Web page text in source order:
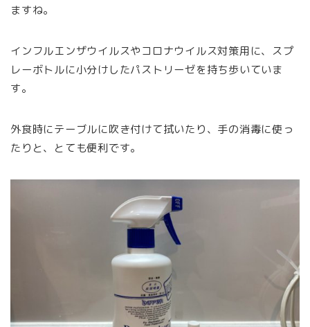
ますね。
インフルエンザウイルスやコロナウイルス対策用に、スプ
レーボトルに小分けしたパストリーゼを持ち歩いていま
す。
外食時にテーブルに吹き付けて拭いたり、手の消毒に使っ
たりと、とても便利です。